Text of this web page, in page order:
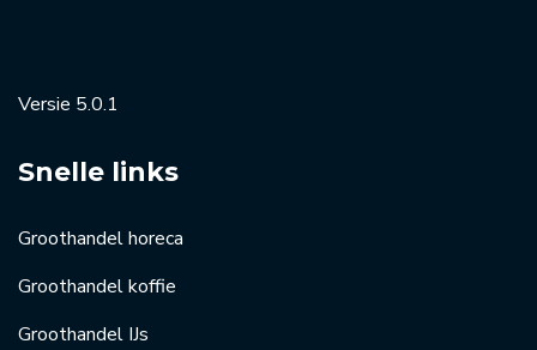
Versie 5.0.1
Snelle links
Groothandel horeca
Groothandel koffie
Groothandel IJs